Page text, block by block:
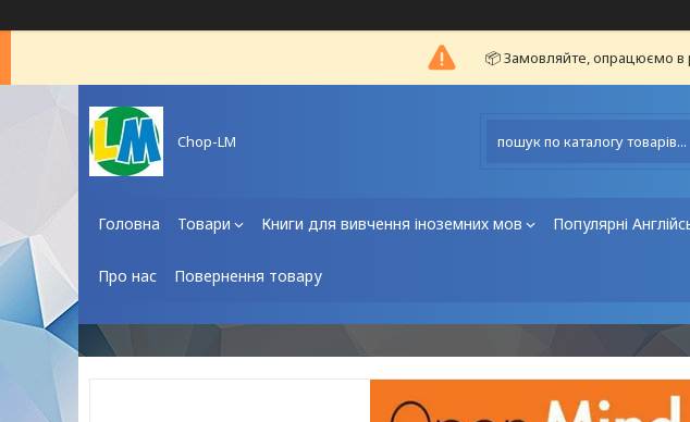
📦 Замовляйте, опрацюємо в
Chop-LM
Головна Товари Книги для вивчення іноземних мов Популярні
Про нас Повернення товару